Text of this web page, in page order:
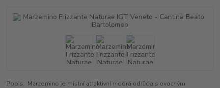
Popis: Marzemino je místní atraktivní modrá odrůda s ovocným